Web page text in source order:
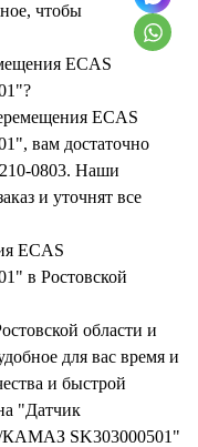
чтобы
ECAS
ECAS
вам достаточно
210-0803. Наши
и уточнят все
ECAS
в Ростовской
области и
для вас время и
и быстрой
"Датчик
КАМАЗ SK303000501"